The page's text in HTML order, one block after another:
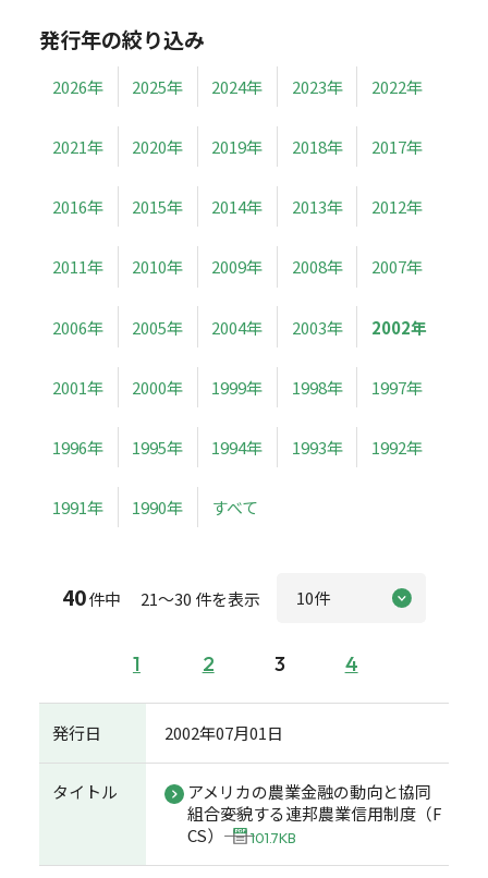
発行年の絞り込み
2026年 2025年 2024年 2023年 2022年
2021年 2020年 2019年 2018年 2017年
2016年 2015年 2014年 2013年 2012年
2011年 2010年 2009年 2008年 2007年
2006年 2005年 2004年 2003年 2002年
2001年 2000年 1999年 1998年 1997年
1996年 1995年 1994年 1993年 1992年
1991年 1990年 すべて
40件中 21～30 件を表示
1 2 3 4
発行日 2002年07月01日
タイトル
アメリカの農業金融の動向と協同
組合――変貌する連邦農業信用制度（F
CS）――
101.7KB